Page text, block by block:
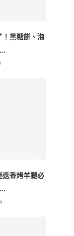
！黑糖餅、泡
香烤羊腿必